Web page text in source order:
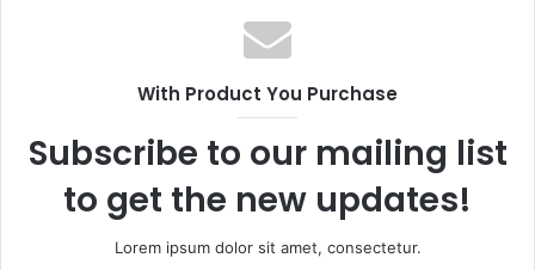
With Product You Purchase
Subscribe to our mailing list
to get the new updates!
Lorem ipsum dolor sit amet, consectetur.